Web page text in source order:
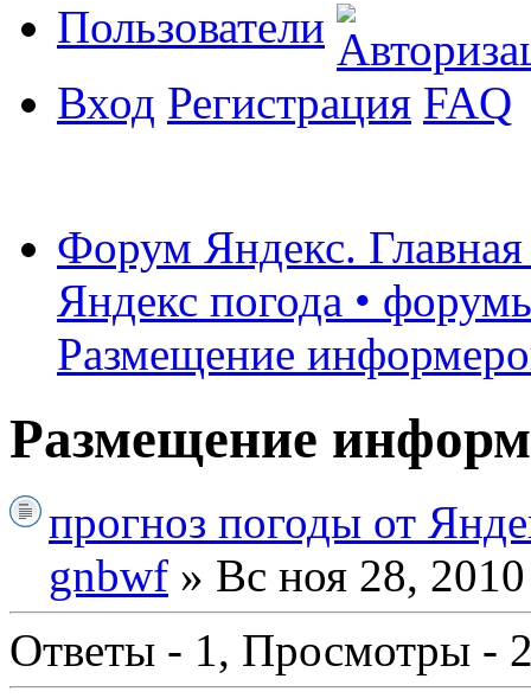
Пользователи
Вход Регистрация FAQ
Форум Яндекс.
Яндекс погода •
Размещение
Размещение
прогноз погоды от
gnbwf » Вс ноя 28,
Ответы - 1, Просмотры -